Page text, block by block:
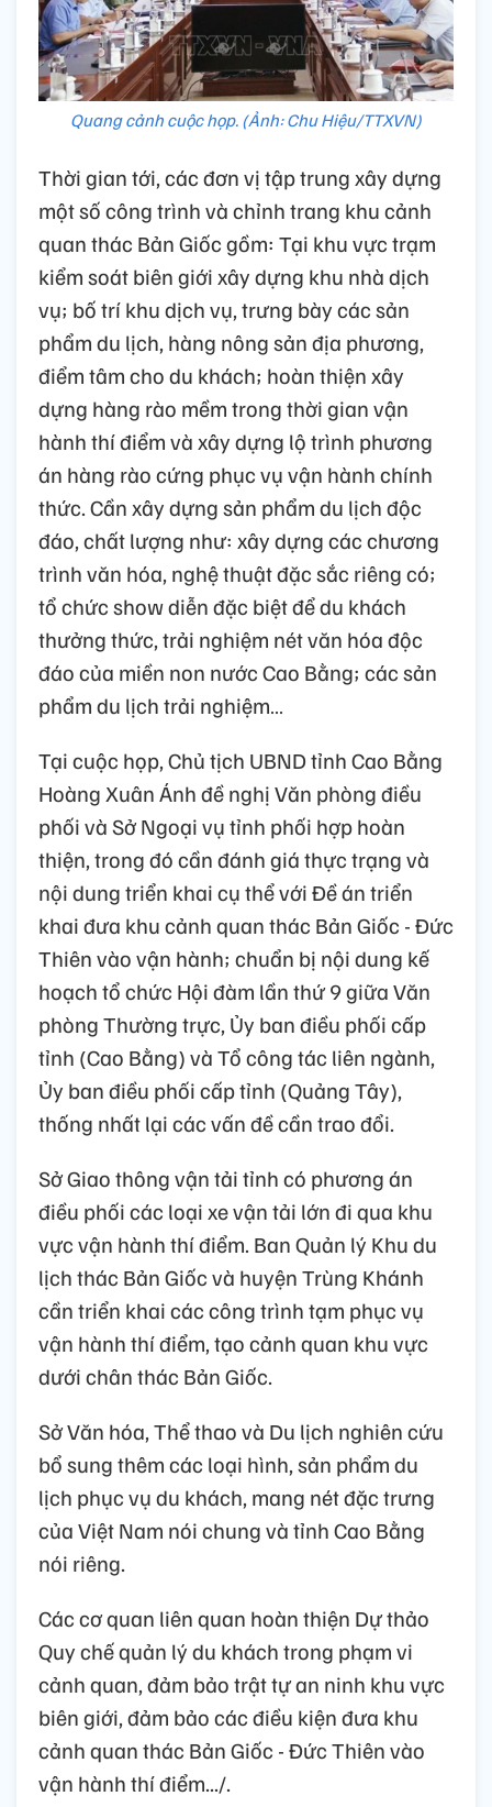
Quang cảnh cuộc họp. (Ảnh: Chu Hiệu/TTXVN)
Thời gian tới, các đơn vị tập trung xây dựng
một số công trình và chỉnh trang khu cảnh
quan thác Bản Giốc gồm: Tại khu vực trạm
kiểm soát biên giới xây dựng khu nhà dịch
vụ; bố trí khu dịch vụ, trưng bày các sản
phẩm du lịch, hàng nông sản địa phương,
điểm tâm cho du khách; hoàn thiện xây
dựng hàng rào mềm trong thời gian vận
hành thí điểm và xây dựng lộ trình phương
án hàng rào cứng phục vụ vận hành chính
thức. Cần xây dựng sản phẩm du lịch độc
đáo, chất lượng như: xây dựng các chương
trình văn hóa, nghệ thuật đặc sắc riêng có;
tổ chức show diễn đặc biệt để du khách
thưởng thức, trải nghiệm nét văn hóa độc
đáo của miền non nước Cao Bằng; các sản
phẩm du lịch trải nghiệm…
Tại cuộc họp, Chủ tịch UBND tỉnh Cao Bằng
Hoàng Xuân Ánh đề nghị Văn phòng điều
phối và Sở Ngoại vụ tỉnh phối hợp hoàn
thiện, trong đó cần đánh giá thực trạng và
nội dung triển khai cụ thể với Đề án triển
khai đưa khu cảnh quan thác Bản Giốc - Đức
Thiên vào vận hành; chuẩn bị nội dung kế
hoạch tổ chức Hội đàm lần thứ 9 giữa Văn
phòng Thường trực, Ủy ban điều phối cấp
tỉnh (Cao Bằng) và Tổ công tác liên ngành,
Ủy ban điều phối cấp tỉnh (Quảng Tây),
thống nhất lại các vấn đề cần trao đổi.
Sở Giao thông vận tải tỉnh có phương án
điều phối các loại xe vận tải lớn đi qua khu
vực vận hành thí điểm. Ban Quản lý Khu du
lịch thác Bản Giốc và huyện Trùng Khánh
cần triển khai các công trình tạm phục vụ
vận hành thí điểm, tạo cảnh quan khu vực
dưới chân thác Bản Giốc.
Sở Văn hóa, Thể thao và Du lịch nghiên cứu
bổ sung thêm các loại hình, sản phẩm du
lịch phục vụ du khách, mang nét đặc trưng
của Việt Nam nói chung và tỉnh Cao Bằng
nói riêng.
Các cơ quan liên quan hoàn thiện Dự thảo
Quy chế quản lý du khách trong phạm vi
cảnh quan, đảm bảo trật tự an ninh khu vực
biên giới, đảm bảo các điều kiện đưa khu
cảnh quan thác Bản Giốc - Đức Thiên vào
vận hành thí điểm.../.